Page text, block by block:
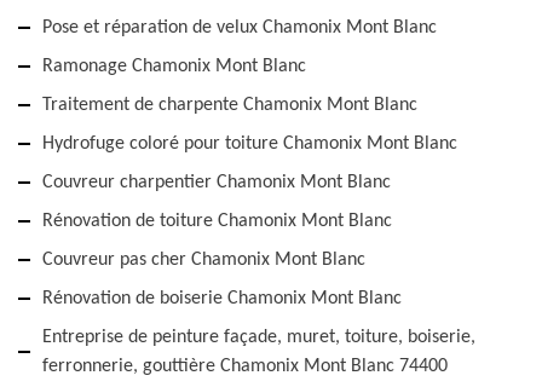
Pose et réparation de velux Chamonix Mont Blanc
Ramonage Chamonix Mont Blanc
Traitement de charpente Chamonix Mont Blanc
Hydrofuge coloré pour toiture Chamonix Mont Blanc
Couvreur charpentier Chamonix Mont Blanc
Rénovation de toiture Chamonix Mont Blanc
Couvreur pas cher Chamonix Mont Blanc
Rénovation de boiserie Chamonix Mont Blanc
Entreprise de peinture façade, muret, toiture, boiserie,
ferronnerie, gouttière Chamonix Mont Blanc 74400